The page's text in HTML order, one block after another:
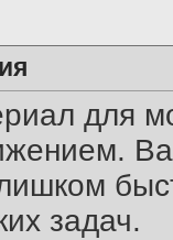
для
задач.